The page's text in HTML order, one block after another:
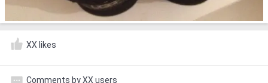
XX likes
Comments by XX users